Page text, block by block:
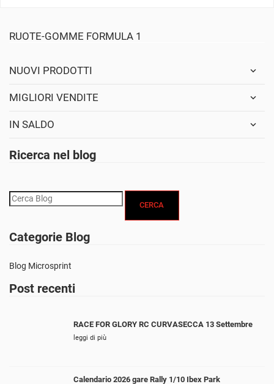
RUOTE-GOMME FORMULA 1
NUOVI PRODOTTI
MIGLIORI VENDITE
IN SALDO
Ricerca nel blog
CERCA
Categorie Blog
Blog Microsprint
Post recenti
RACE FOR GLORY RC CURVASECCA 13 Settembre
leggi di più
Calendario 2026 gare Rally 1/10 Ibex Park